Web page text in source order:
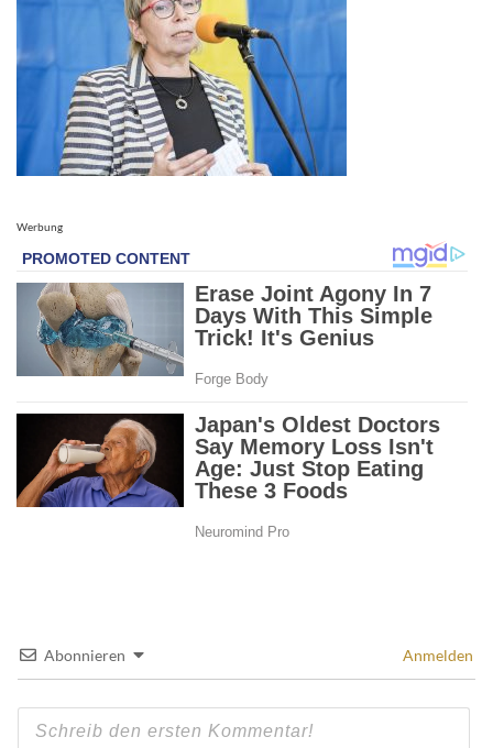
Werbung
Abonnieren Anmelden